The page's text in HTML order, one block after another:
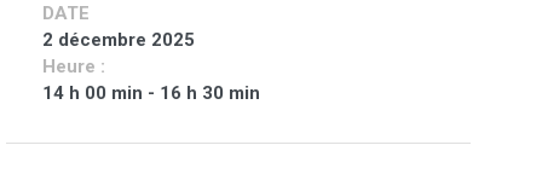
DATE
2 décembre 2025
Heure :
14 h 00 min - 16 h 30 min